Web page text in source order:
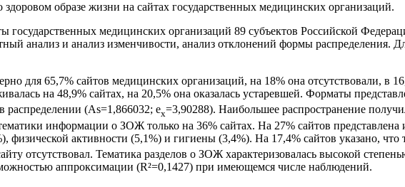
образе жизни на сайтах государственных медицинских организаций.
государственных медицинских организаций 89 субъектов Российской
анализ и анализ изменчивости, анализ отклонений формы распределения.
для 65,7% сайтов медицинских организаций, на 18% она отсутствовали, в
на 48,9% сайтах, на 20,5% она оказалась устаревшей. Форматы
распределении (Аs=1,866032; ех=3,90288). Наибольшее распространение
информации о ЗОЖ только на 36% сайтах. На 27% сайтов
физической активности (5,1%) и гигиены (3,4%). На 17,4% сайтов указано,
отсутствовал. Тематика разделов о ЗОЖ характеризовалась высокой
аппроксимации (R²=0,1427) при имеющемся числе наблюдений.